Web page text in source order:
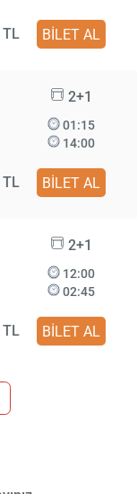
TL BİLET AL
2+1
01:15
14:00
TL BİLET AL
2+1
12:00
02:45
TL BİLET AL